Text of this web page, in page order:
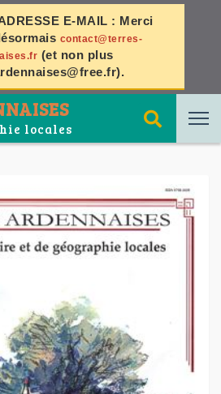
E-MAIL : Merci
contact@terres-
(et non plus
).
locales